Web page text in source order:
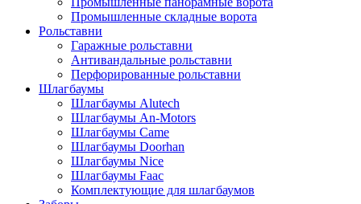
Промышленные складные ворота
Рольставни
Гаражные рольставни
Антивандальные рольставни
Перфорированные рольставни
Шлагбаумы
Шлагбаумы Alutech
Шлагбаумы An-Motors
Шлагбаумы Came
Шлагбаумы Doorhan
Шлагбаумы Nice
Шлагбаумы Faac
Комплектующие для шлагбаумов